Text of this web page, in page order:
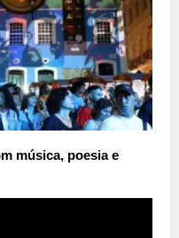
música, poesia e